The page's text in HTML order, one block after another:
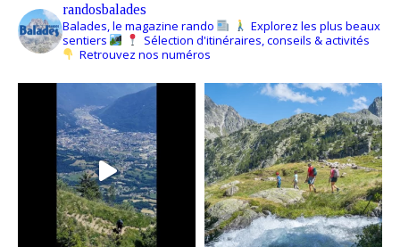
randosbalades
Balades, le magazine rando
Explorez les plus beaux
sentiers
Sélection d'itinéraires, conseils & activités
Retrouvez nos numéros